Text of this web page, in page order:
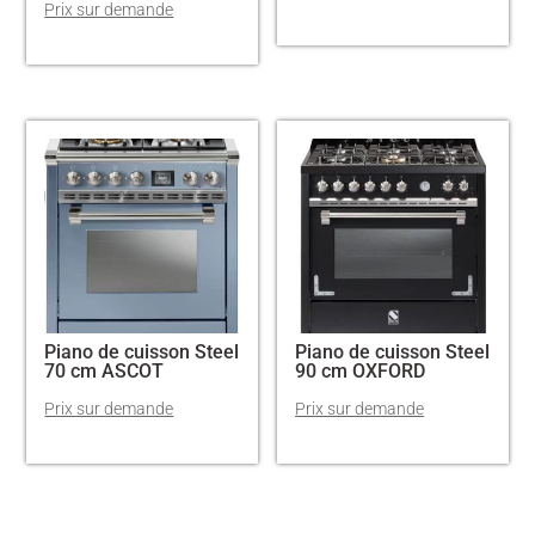
Piano de cuisson Steel
70 cm ASCOT
Piano de cuisson Steel
90 cm OXFORD